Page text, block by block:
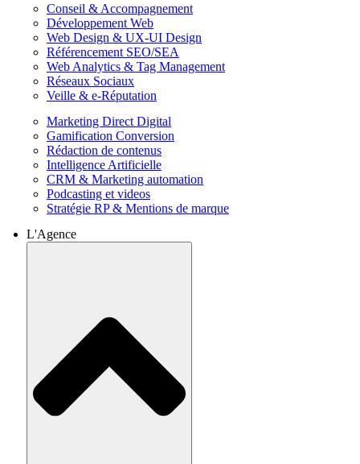
Conseil & Accompagnement
Développement Web
Web Design & UX-UI Design
Référencement SEO/SEA
Web Analytics & Tag Management
Réseaux Sociaux
Veille & e-Réputation
Marketing Direct Digital
Gamification Conversion
Rédaction de contenus
Intelligence Artificielle
CRM & Marketing automation
Podcasting et videos
Stratégie RP & Mentions de marque
L'Agence